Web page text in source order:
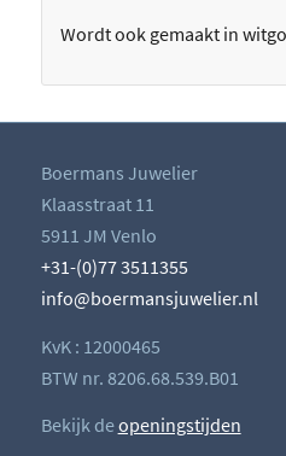
Wordt ook gemaakt in
Boermans Juwelier
Klaasstraat 11
5911 JM Venlo
+31-(0)77 3511355
info@boermansjuwelier.nl
KvK : 12000465
BTW nr. 8206.68.539.B01
Bekijk deopeningstijden